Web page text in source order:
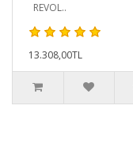
REVOL..
13.308,00TL